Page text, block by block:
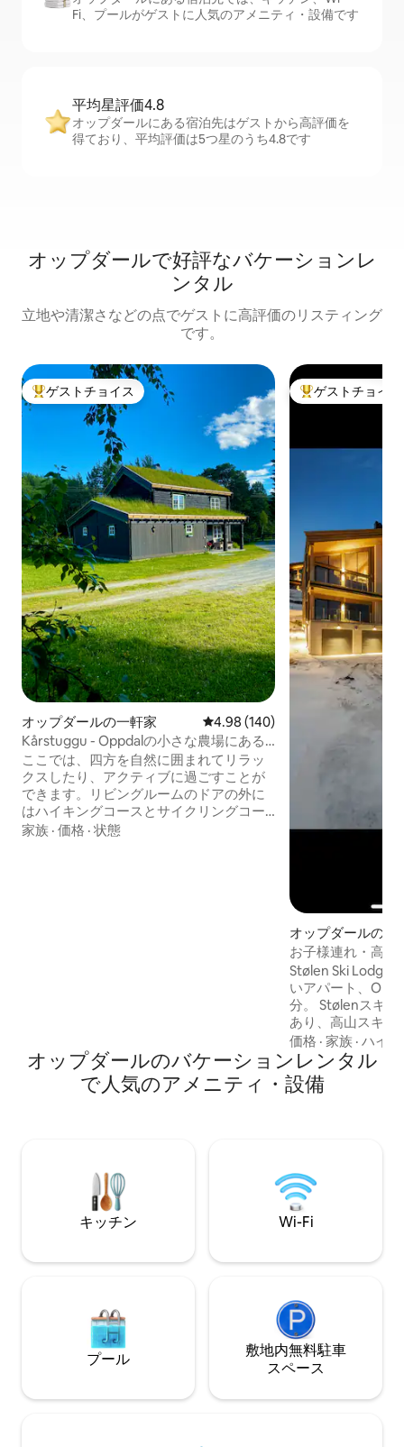
Fi、プールがゲストに人気のアメニティ・設備です
平均星評価4.8
オップダールにある宿泊先はゲストから高評価を
得ており、平均評価は5つ星のうち4.8です
オップダールで好評なバケーションレ
ンタル
立地や清潔さなどの点でゲストに高評価のリスティング
です。
大好評のゲストチョイスです。
ゲストチョイス
オップダールの一軒家 レビュー140件、5つ星中4.98つ
4.98 (140)
Kårstuggu - Oppdalの小さな農場にある
居心地の良い家
ここでは、四方を自然に囲まれてリラッ
クスしたり、アクティブに過ごすことが
できます。リビングルームのドアの外に
はハイキングコースとサイクリングコー
スがあり、スキー場やスキーリフトまで
家族 · 価格 · 状態
大好評のゲスト
ゲストチョイス
オップダールのマ
ン・アパート
お子様連れ・高級
ー・アウト
Stølen Ski Lodge
いアパート、
分。 Stølenスキ
あり、高山スキー
キーの両方にスキ
可能です。 マウ
に最適です。 リ
ン、廊下、バスル
ビーチェア、ベビ
使用したいゲーム
ます。
価格 ·家族 ·ハイ
オップダールのバケーションレンタル
で人気のアメニティ・設備
キッチン Wi-Fi
プール
敷地内無料駐⁠車
ス⁠ペ⁠ー⁠ス